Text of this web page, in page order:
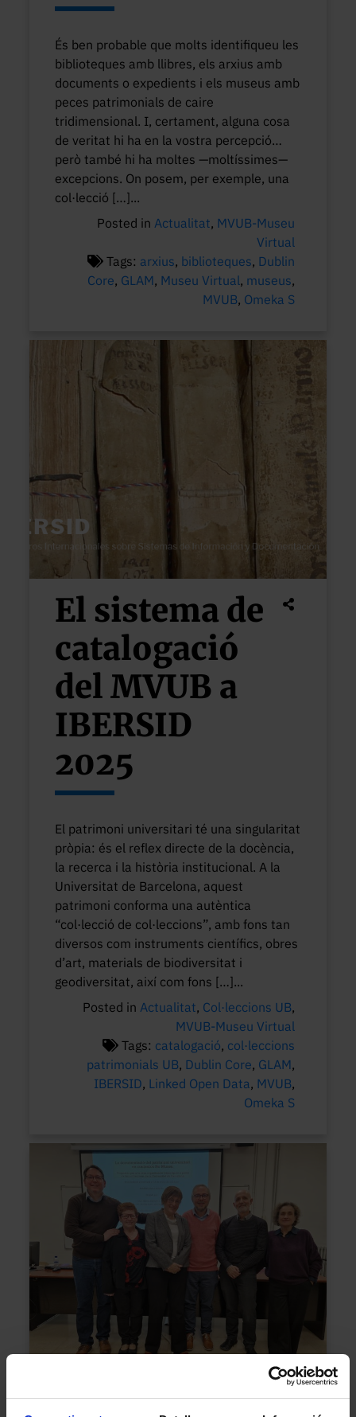
És ben probable que molts identifiqueu les
biblioteques amb llibres, els arxius amb
documents o expedients i els museus amb
peces patrimonials de caire
tridimensional. I, certament, alguna cosa
de veritat hi ha en la vostra percepció…
però també hi ha moltes —moltíssimes—
excepcions. On posem, per exemple, una
col·lecció […]...
Posted in Actualitat, MVUB-Museu
Virtual
Tags: arxius, biblioteques, Dublin
Core, GLAM, Museu Virtual, museus,
MVUB, Omeka S
El sistema de
catalogació
del MVUB a
IBERSID
2025
El patrimoni universitari té una singularitat
pròpia: és el reflex directe de la docència,
la recerca i la història institucional. A la
Universitat de Barcelona, aquest
patrimoni conforma una autèntica
“col·lecció de col·leccions”, amb fons tan
diversos com instruments científics, obres
d’art, materials de biodiversitat i
geodiversitat, així com fons […]...
Posted in Actualitat, Col·leccions UB,
MVUB-Museu Virtual
Tags: catalogació, col·leccions
patrimonials UB, Dublin Core, GLAM,
IBERSID, Linked Open Data, MVUB,
Omeka S